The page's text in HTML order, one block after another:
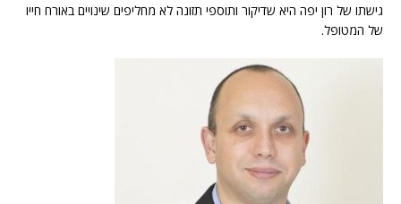
גישתו של רון יפה היא שדיקור ותוספי תזונה לא מחליפים שינויים באורח חייו
של המטופל.